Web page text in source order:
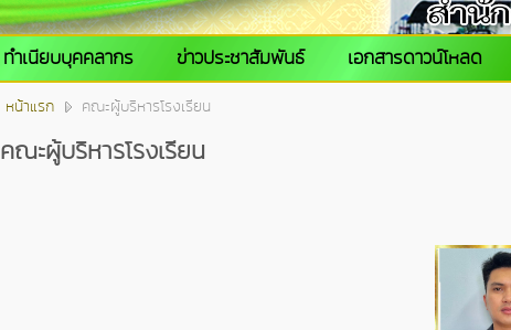
ทำเนียบบุคคลากร ข่าวประชาสัมพันธ์ เอกสารดาวน์โหลด
หน้าแรก คณะผู้บริหารโรงเรียน
คณะผู้บริหารโรงเรียน